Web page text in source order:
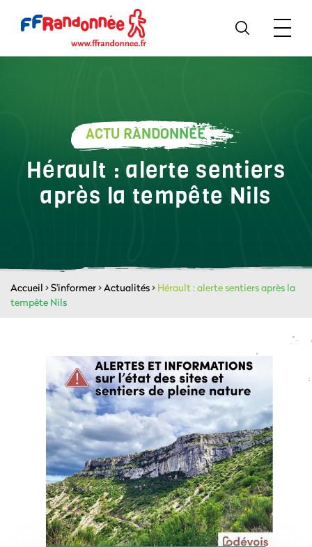
ACTU RANDONNÉE
Hérault : alerte sentiers
après la tempête Nils
Accueil >S'informer>Actualités> Hérault : alerte sentiers après la
tempête Nils